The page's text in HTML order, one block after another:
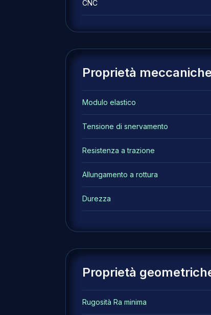
CNC
Proprietà meccaniche
Modulo elastico
Tensione di snervamento
Resistenza a trazione
Allungamento a rottura
Durezza
Proprietà
Rugosità Ra minima